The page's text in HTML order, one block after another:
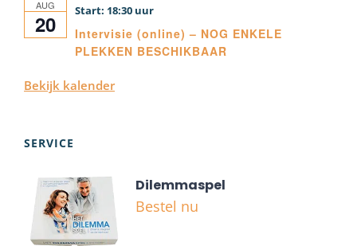
AUG
20 18:30
Intervisie (online) – NOG ENKELE
PLEKKEN BESCHIKBAAR
Bekijk kalender
SERVICE
Dilemmaspel
Bestel nu